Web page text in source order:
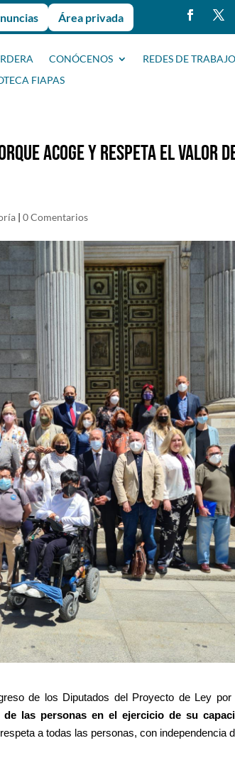
Área privada
CONÓCENOS REDES DE TRABAJO
FIAPAS
acoge y respeta el valor
|0 Comentarios
de los Diputados del Proyecto de Ley por
las personas en el ejercicio de su
a todas las personas, con independencia